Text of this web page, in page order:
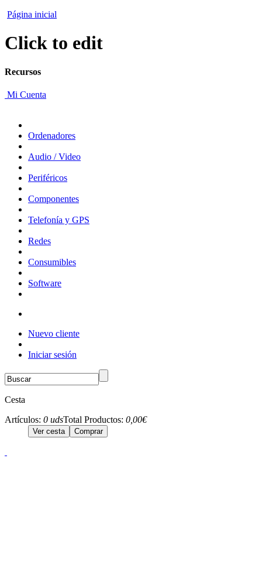
Página inicial
Click to edit
Recursos
Mi Cuenta
Ordenadores
Audio / Video
Periféricos
Componentes
Telefonía y GPS
Redes
Consumibles
Software
Nuevo cliente
Iniciar sesión
Cesta
Artículos: 0 udsTotal Productos: 0,00€